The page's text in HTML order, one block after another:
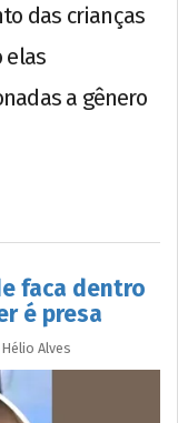
das crianças
elas
a gênero
faca dentro
é presa
Hélio Alves